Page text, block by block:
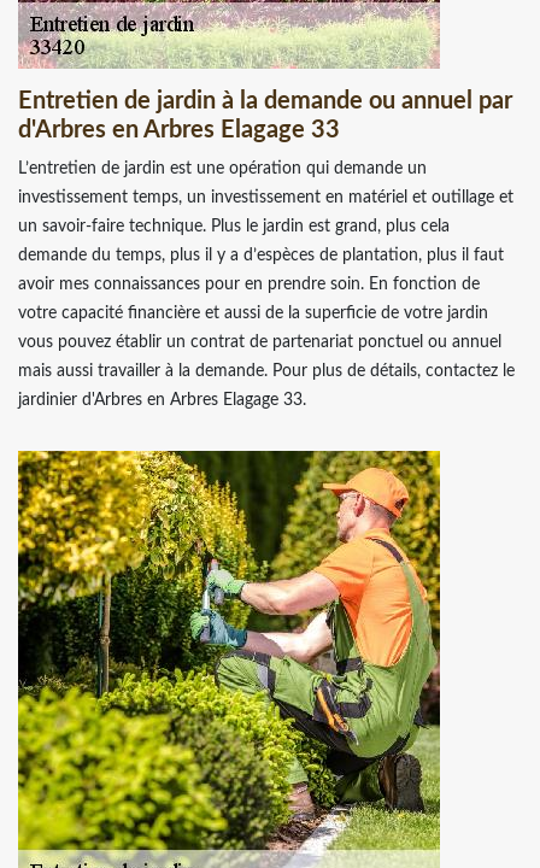
Entretien de jardin à la demande ou annuel par
d'Arbres en Arbres Elagage 33
L’entretien de jardin est une opération qui demande un
investissement temps, un investissement en matériel et outillage et
un savoir-faire technique. Plus le jardin est grand, plus cela
demande du temps, plus il y a d’espèces de plantation, plus il faut
avoir mes connaissances pour en prendre soin. En fonction de
votre capacité financière et aussi de la superficie de votre jardin
vous pouvez établir un contrat de partenariat ponctuel ou annuel
mais aussi travailler à la demande. Pour plus de détails, contactez le
jardinier d'Arbres en Arbres Elagage 33.